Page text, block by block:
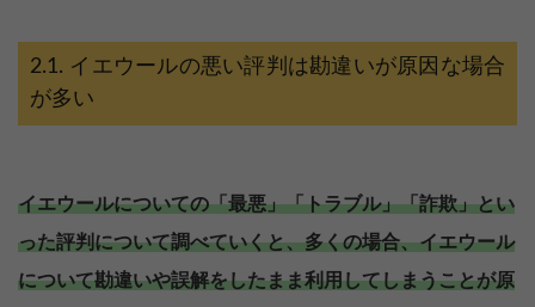
イエウールの悪い評判は勘違いが原因な場合
が多い
イエウールについての「最悪」「トラブル」「詐欺」とい
った評判について調べていくと、多くの場合、イエウール
について勘違いや誤解をしたまま利用してしまうことが原